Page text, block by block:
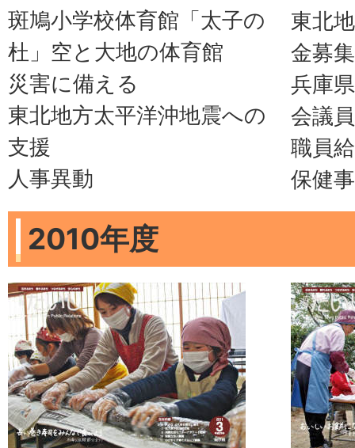
斑鳩小学校体育館「太子の
杜」空と大地の体育館
災害に備える
東北地方太平洋沖地震への
支援
人事異動
東北
金募集
兵庫
会議
職員
保健
2010年度